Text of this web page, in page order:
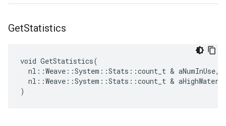
GetStatistics
void GetStatistics(
  nl::Weave::System::Stats::count_t & aNumInUse,
nl::Weave::System::Stats::count_t &
)